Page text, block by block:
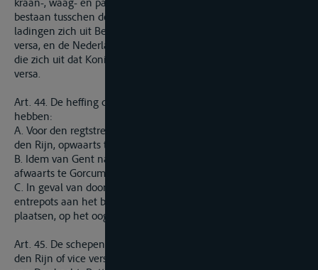
bestaan tusschen de Belgische vaartuigen en derzelver
ladingen zich uit Belgie naar den Rijn begevende en vice
versa, en de Nederlandsche schepen en derzei ver ladingen,
die zich uit dat Koningrijk naar den Rijn begeven en vice
versa.
Art. 44. De heffing der tollen, vastgesteld bij art. 42, zal plaats
hebben:
A. Voor den regtstreekschen doorvoer van Antwerpen naar
den Rijn, opwaarts te Bath, en afwaarts te Gorcum.
B. Idem van Gent naar den Rijn, opwaarts te Sas van Gent, en
afwaarts te Gorcum.
C. In geval van doorvoer, door middel van de Nederlandsche
entrepots aan het betalings-kantoor ter gezegde entrepot-
plaatsen, op het oogenblik van het verlaten dier entrepots.
Art. 45. De schepen, de vaart uitoefenende van Belgie naar
den Rijn of vice versa, zullen last mogen breken in de havens